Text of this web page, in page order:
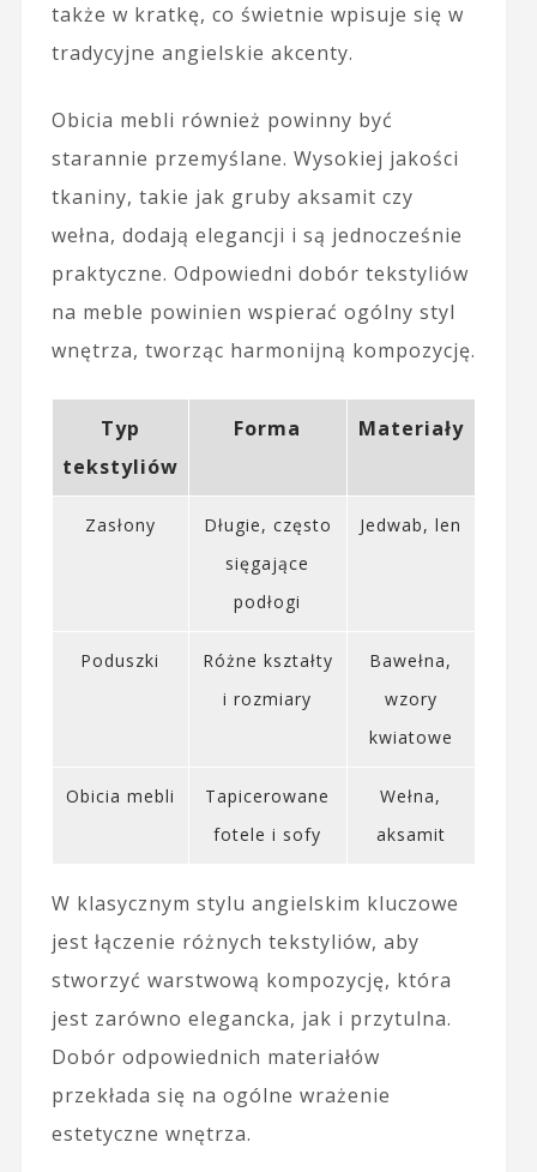
także w kratkę, co świetnie wpisuje się w
tradycyjne angielskie akcenty.
Obicia mebli również powinny być
starannie przemyślane. Wysokiej jakości
tkaniny, takie jak gruby aksamit czy
wełna, dodają elegancji i są jednocześnie
praktyczne. Odpowiedni dobór tekstyliów
na meble powinien wspierać ogólny styl
wnętrza, tworząc harmonijną kompozycję.
Typ
tekstyliów
Forma Materiały
Zasłony
Długie, często
sięgające
podłogi
Jedwab, len
Poduszki
Różne kształty
i rozmiary
Bawełna,
wzory
kwiatowe
Obicia mebli
Tapicerowane
fotele i sofy
Wełna,
aksamit
W klasycznym stylu angielskim kluczowe
jest łączenie różnych tekstyliów, aby
stworzyć warstwową kompozycję, która
jest zarówno elegancka, jak i przytulna.
Dobór odpowiednich materiałów
przekłada się na ogólne wrażenie
estetyczne wnętrza.